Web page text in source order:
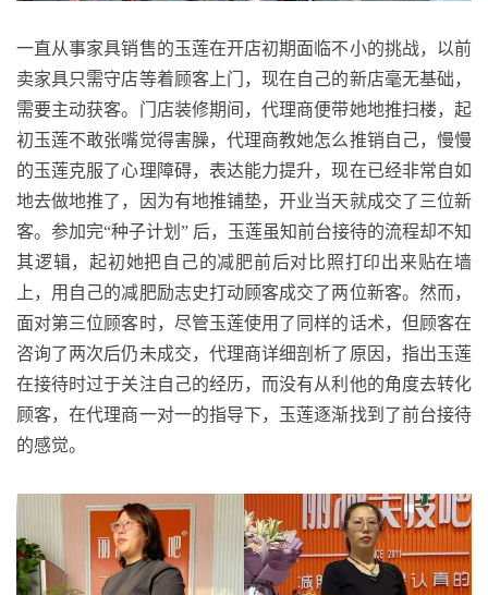
一直从事家具销售的玉莲在开店初期面临不小的挑战，以前
卖家具只需守店等着顾客上门，现在自己的新店毫无基础，
需要主动获客。门店装修期间，代理商便带她地推扫楼，起
初玉莲不敢张嘴觉得害臊，代理商教她怎么推销自己，慢慢
的玉莲克服了心理障碍，表达能力提升，现在已经非常自如
地去做地推了，因为有地推铺垫，开业当天就成交了三位新
客。参加完“种子计划” 后，玉莲虽知前台接待的流程却不知
其逻辑，起初她把自己的减肥前后对比照打印出来贴在墙
上，用自己的减肥励志史打动顾客成交了两位新客。然而，
面对第三位顾客时，尽管玉莲使用了同样的话术，但顾客在
咨询了两次后仍未成交，代理商详细剖析了原因，指出玉莲
在接待时过于关注自己的经历，而没有从利他的角度去转化
顾客，在代理商一对一的指导下，玉莲逐渐找到了前台接待
的感觉。